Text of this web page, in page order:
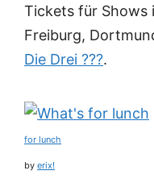
Tickets für Shows
Freiburg,
Die Drei ???.
for lunch
by erix!